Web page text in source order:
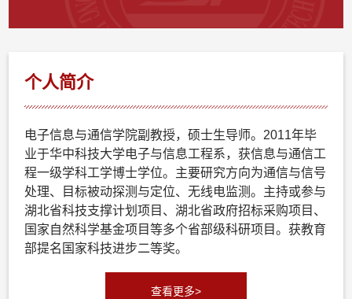
个人简介
电子信息与通信学院副教授，硕士生导师。2011年毕
业于华中科技大学电子与信息工程系，获信息与通信工
程一级学科工学博士学位。主要研究方向为通信与信号
处理、目标被动探测与定位、无线电监测。主持或参与
湖北省科技支撑计划项目、湖北省政府招标采购项目、
国家自然科学基金项目等多个省部级科研项目。获教育
部提名国家科技进步二等奖。
查看更多>